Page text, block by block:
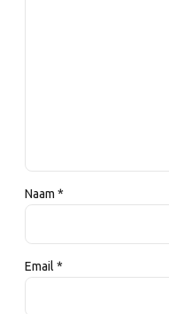
Naam *
Email *